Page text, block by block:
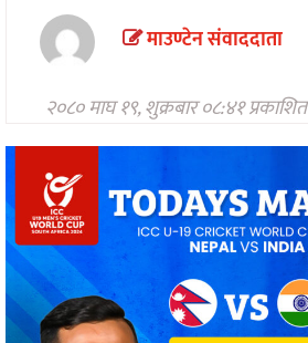
मनोरन्जन
अन्तरवार्ता/
विचार
खेलकुद
थप
माउण्टेन संवाददाता
२०८० माघ १९, शुक्रबार ०८:४१ प्रकाशित